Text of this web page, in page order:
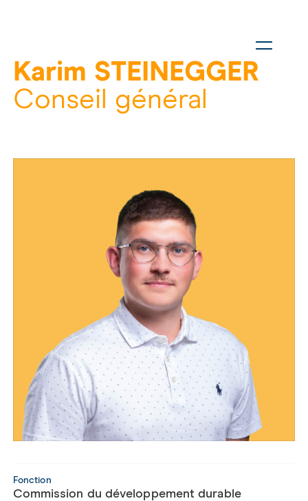
Karim STEINEGGER
Conseil général
Fonction
Commission du développement durable